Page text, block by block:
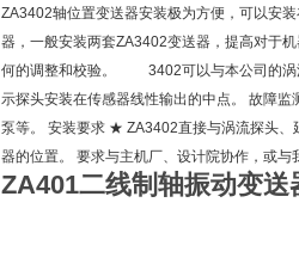
ZA3402轴位置变送器安装极为方便，可以安
器，一般安装两套ZA3402变送器，提高对于
何的调整和校验。 3402可以与本公司的涡
示探头安装在传感器线性输出的中点。 故障
泵等。 安装要求 ★ ZA3402直接与涡流探头
器的位置。 要求与主机厂、设计院协作，或与
ZA401二线制轴振动变送